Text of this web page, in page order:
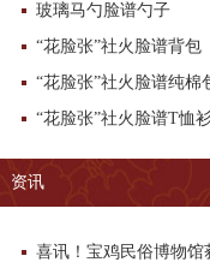
玻璃马勺脸谱勺子
“花脸张”社火脸谱背包
“花脸张”社火脸谱纯棉
“花脸张”社火脸谱T恤
资讯
喜讯！宝鸡民俗博物馆